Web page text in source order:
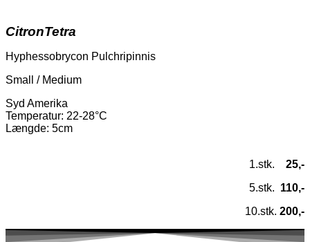
CitronTetra
Hyphessobrycon Pulchripinnis
Small / Medium
Syd Amerika
Temperatur: 22-28°C
Længde: 5cm
1.stk. 25,-
5.stk. 110,-
10.stk. 200,-